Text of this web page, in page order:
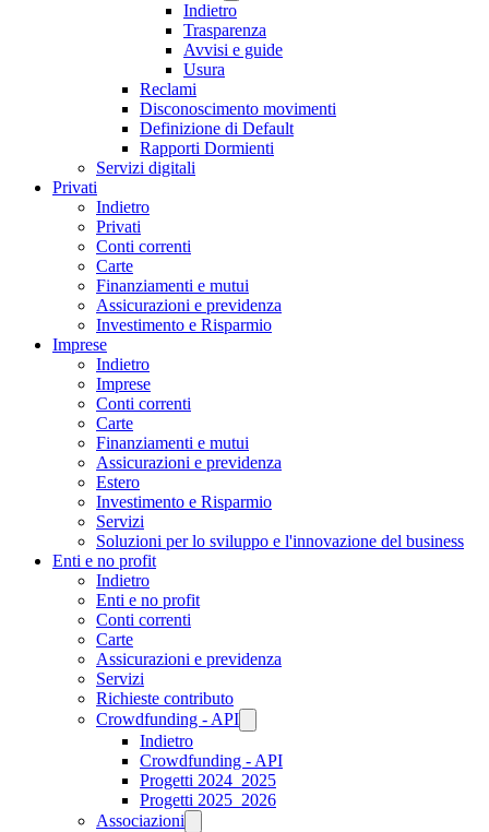
Indietro
Trasparenza
Avvisi e guide
Usura
Reclami
Disconoscimento movimenti
Definizione di Default
Rapporti Dormienti
Servizi digitali
Privati
Indietro
Privati
Conti correnti
Carte
Finanziamenti e mutui
Assicurazioni e previdenza
Investimento e Risparmio
Imprese
Indietro
Imprese
Conti correnti
Carte
Finanziamenti e mutui
Assicurazioni e previdenza
Estero
Investimento e Risparmio
Servizi
Soluzioni per lo sviluppo e l'innovazione del business
Enti e no profit
Indietro
Enti e no profit
Conti correnti
Carte
Assicurazioni e previdenza
Servizi
Richieste contributo
Crowdfunding - API
Indietro
Crowdfunding - API
Progetti 2024_2025
Progetti 2025_2026
Associazioni